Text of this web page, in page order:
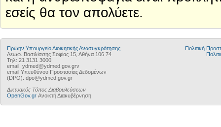
εσείς θα τον απολύετε.
Πρώην Υπουργείο Διοικητικής Ανασυγκρότησης
Λεωφ. Βασιλίσσης Σοφίας 15, Αθήνα 106 74
Τηλ: 21 3131 3000
email: ydmed@ydmed.gov.grv
email Υπευθύνου Προστασίας Δεδομένων
(DPO): dpo@ydmed.gov.gr
Δικτυακός Τόπος Διαβουλεύσεων
OpenGov.gr Ανοικτή Διακυβέρνηση
Πολιτική